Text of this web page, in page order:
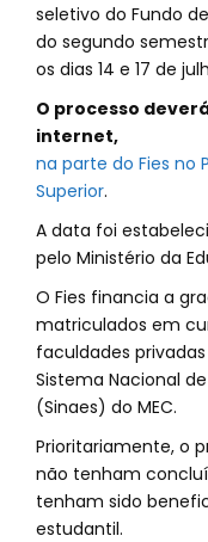
seletivo do Fundo
do segundo
os dias 14 e 17 de
O processo
internet,
na parte do Fies no
Superior.
A data foi
pelo Ministério da
O Fies financia a
matriculados em
faculdades
Sistema Nacional
(Sinaes) do MEC.
Prioritariamente, o
não tenham
tenham sido
estudantil.